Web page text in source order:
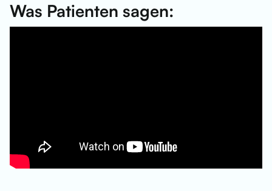
Was Patienten sagen: